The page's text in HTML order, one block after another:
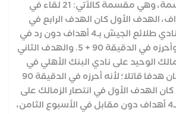
يقدم أي تمريرة حاسمة، وهي مقسمة كالآتي: 21 لقاء في
وأحرز 4 أهداف، الهدف الأول كان الهدف الرابع في
انتصار الزمالك على نادي طلائع الجيش بـ4 أهداف دون رد في
الأسبوع السادس، وأحرزه في الدقيقة 90 + 5. والهدف الثاني
الوحيد على نادي البنك الأهلي في
الأسبوع السابع، وكان هدفا قاتلا؛ لأنه أحرزه في الدقيقة 90
كان الهدف الأول في انتصار الزمالك على
نادي حرس الحدود بـ4 أهداف دون مقابل في الأسبوع الثامن،